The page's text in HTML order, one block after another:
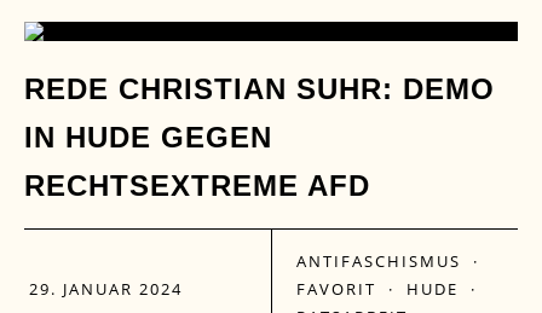
29
JAN.
REDE CHRISTIAN SUHR: DEMO
IN HUDE GEGEN
RECHTSEXTREME AFD
29. JANUAR 2024
ANTIFASCHISMUS ·
FAVORIT · HUDE ·